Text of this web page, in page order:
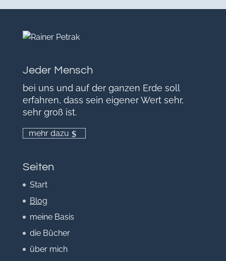
Jeder Mensch
bei uns und auf der ganzen Erde soll
erfahren, dass sein eigener Wert sehr,
sehr groß ist.
mehr dazu
Seiten
Start
Blog
meine Basis
die Bücher
über mich